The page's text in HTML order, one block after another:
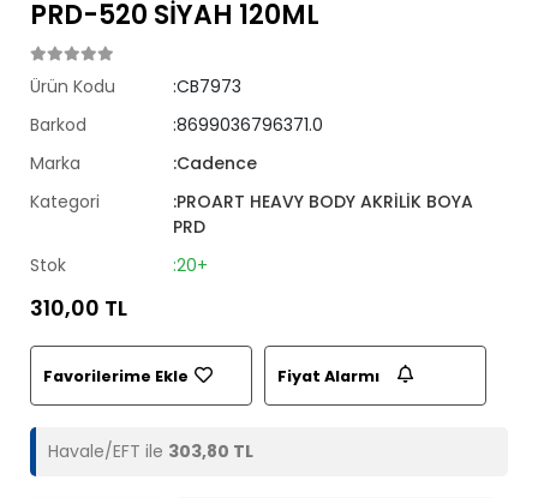
PRD-520 SİYAH 120ML
Ürün Kodu
:CB7973
Barkod
:8699036796371.0
Marka
:Cadence
Kategori
:PROART HEAVY BODY AKRİLİK BOYA
PRD
Stok
:20+
310,00 TL
Favorilerime Ekle Fiyat Alarmı
Havale/EFT ile 303,80 TL